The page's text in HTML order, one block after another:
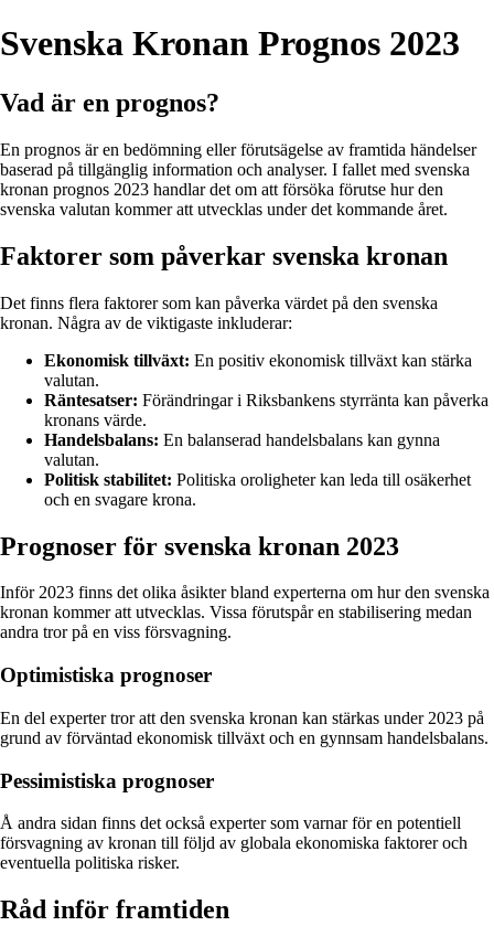
Svenska Kronan Prognos 2023
Vad är en prognos?
En prognos är en bedömning eller förutsägelse av framtida händelser
baserad på tillgänglig information och analyser. I fallet med svenska
kronan prognos 2023 handlar det om att försöka förutse hur den
svenska valutan kommer att utvecklas under det kommande året.
Faktorer som påverkar svenska kronan
Det finns flera faktorer som kan påverka värdet på den svenska
kronan. Några av de viktigaste inkluderar:
Ekonomisk tillväxt: En positiv ekonomisk tillväxt kan stärka
valutan.
Räntesatser: Förändringar i Riksbankens styrränta kan påverka
kronans värde.
Handelsbalans: En balanserad handelsbalans kan gynna
valutan.
Politisk stabilitet: Politiska oroligheter kan leda till osäkerhet
och en svagare krona.
Prognoser för svenska kronan 2023
Inför 2023 finns det olika åsikter bland experterna om hur den svenska
kronan kommer att utvecklas. Vissa förutspår en stabilisering medan
andra tror på en viss försvagning.
Optimistiska prognoser
En del experter tror att den svenska kronan kan stärkas under 2023 på
grund av förväntad ekonomisk tillväxt och en gynnsam handelsbalans.
Pessimistiska prognoser
Å andra sidan finns det också experter som varnar för en potentiell
försvagning av kronan till följd av globala ekonomiska faktorer och
eventuella politiska risker.
Råd inför framtiden